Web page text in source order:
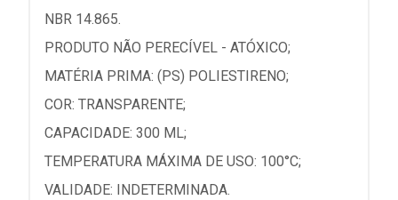
NBR 14.865.
PRODUTO NÃO PERECÍVEL - ATÓXICO;
MATÉRIA PRIMA: (PS) POLIESTIRENO;
COR: TRANSPARENTE;
CAPACIDADE: 300 ML;
TEMPERATURA MÁXIMA DE USO: 100°C;
VALIDADE: INDETERMINADA.